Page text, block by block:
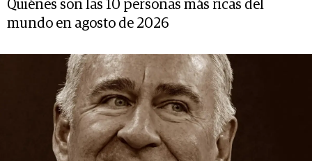
Quiénes son las 10 personas más ricas del
mundo en agosto de 2026